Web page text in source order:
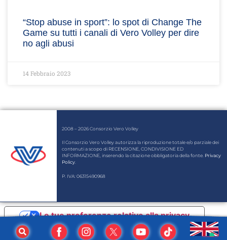
“Stop abuse in sport”: lo spot di Change The
Game su tutti i canali di Vero Volley per dire
no agli abusi
14 Febbraio 2023
2008 – 2026 Consorzio Vero Volley
Il Consorzio Vero Volley autorizza la riproduzione totale e/o parziale dei
contenuti a scopo di RECENSIONE, CONDIVISIONE ED
INFORMAZIONE, inserendo la citazione obbligatoria della fonte. Privacy
Policy.
P. IVA: 06315490968
Informativa sulla raccolta
Le tue preferenze relative alla privacy